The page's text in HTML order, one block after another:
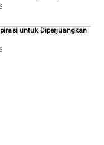
untuk Diperjuangkan